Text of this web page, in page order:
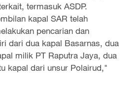
termasuk ASDP.
kapal SAR telah
pencarian dan
dari dua kapal Basarnas, dua
milik PT Raputra Jaya, dua
kapal dari unsur Polairud,"